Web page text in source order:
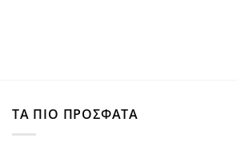
ΤΑ ΠΙΟ ΠΡΟΣΦΑΤΑ